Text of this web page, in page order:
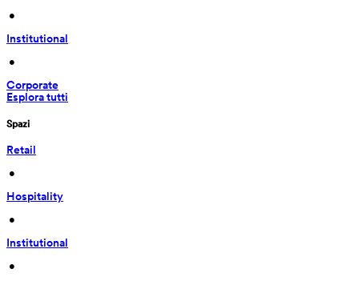
•
Institutional
•
Corporate
Esplora tutti
Spazi
Retail
•
Hospitality
•
Institutional
•